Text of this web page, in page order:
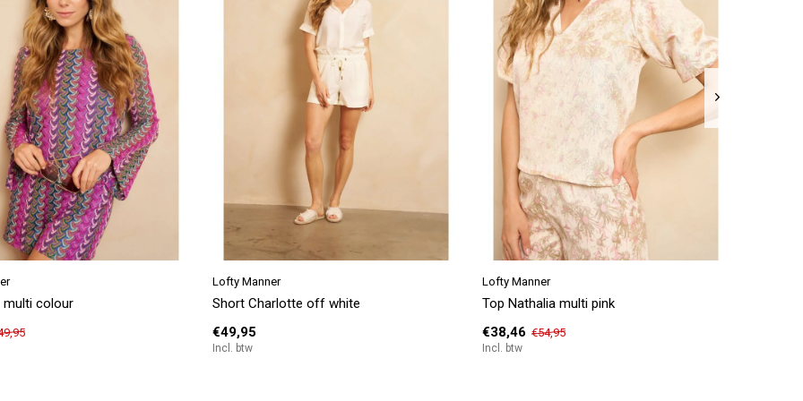
multi colour
Lofty Manner
Short Charlotte off white
€49,95
Incl. btw
Lofty Manner
Top Nathalia multi pink
€38,46 €54,95
Incl. btw
brown
Lofty Manner
Short Merinda multi colour
€44,95
Incl. btw
Lofty Manner
Top Livy multi colour
€49,95
Incl. btw
black
Lofty Manner
Jurk Runa white
€52,46
Incl. btw
K-Design
Jurk C307 maxi met design
€62,96 €89,95
Incl. btw